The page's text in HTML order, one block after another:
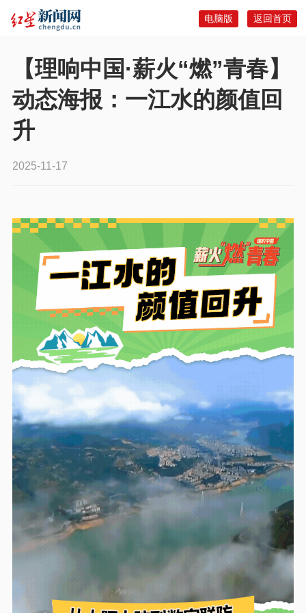
返回首页
电脑版
【理响中国·薪火“燃”青春】
动态海报：一江水的颜值回
升
2025-11-17